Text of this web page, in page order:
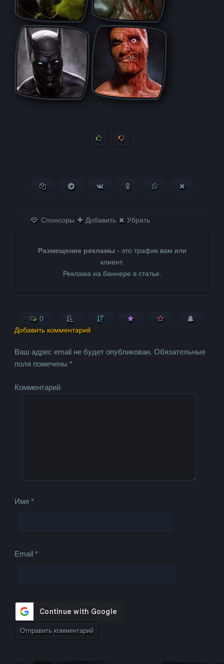
Копировать ссылкуПоделиться в Telegram
Поделиться ВКонтактеПоделиться в
Поделиться в
Спонсоры Добавить Убрать
Размещение рекламы - это трафик вам или
клиент.
Реклама на баннере в статье.
0
Добавить комментарий
Ваш адрес email не будет опубликован. Обязательные
поля помечены*
Комментарий
Имя*
Email*